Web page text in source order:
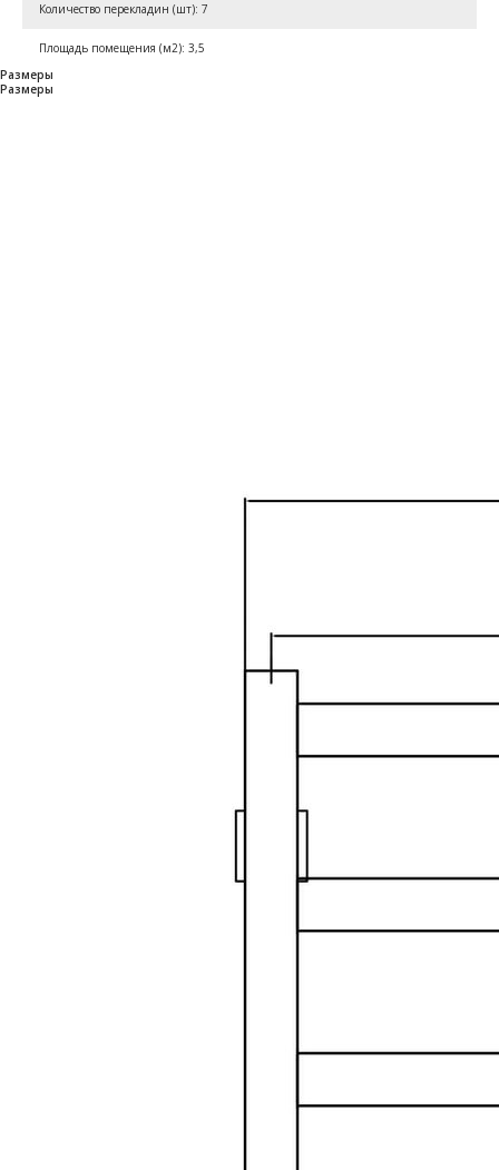
Количество перекладин (шт): 7
Площадь помещения (м2): 3,5
Размеры
Размеры